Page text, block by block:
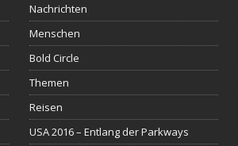
Nachrichten
Menschen
Bold Circle
Themen
Reisen
USA 2016 – Entlang der Parkways